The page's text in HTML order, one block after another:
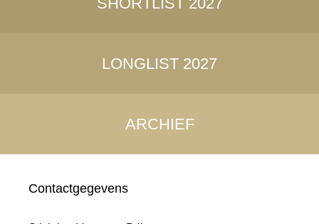
LONGLIST 2027
ARCHIEF
Contactgegevens